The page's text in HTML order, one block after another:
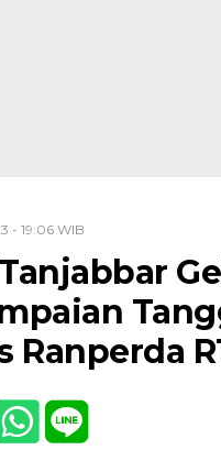
- 19:06 WIB
Ranperda